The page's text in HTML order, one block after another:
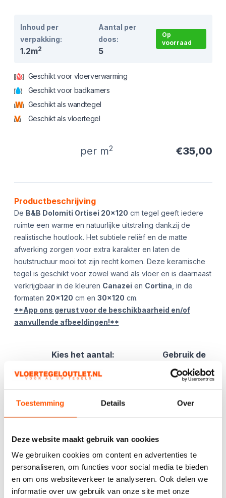
Toestemming Details Over
Deze website maakt gebruik van cookies
We gebruiken cookies om content en advertenties te
personaliseren, om functies voor social media te bieden
en om ons websiteverkeer te analyseren. Ook delen we
informatie over uw gebruik van onze site met onze
Inhoud per
verpakking:
1.2m2
Aantal per
doos:
5
Op
voorraad
Geschikt voor vloerverwarming
Geschikt voor badkamers
Geschikt als wandtegel
Geschikt als vloertegel
per m2 €35,00
Product informatie
Productbeschrijving
De B&B Dolomiti Ortisei 20x120 cm tegel geeft iedere
ruimte een warme en natuurlijke uitstraling dankzij de
realistische houtlook. Het subtiele reliëf en de matte
afwerking zorgen voor extra karakter en laten de
houtstructuur mooi tot zijn recht komen. Deze keramische
tegel is geschikt voor zowel wand als vloer en is daarnaast
verkrijgbaar in de kleuren Canazei en Cortina , in de
formaten 20x120 cm en 30x120 cm.
**App ons gerust voor de beschikbaarheid en/of
aanvullende afbeeldingen!**
Kies het aantal:
Gebruik de
handige
berekentool:
Berekentool
Offerte aanvragen
Specificaties